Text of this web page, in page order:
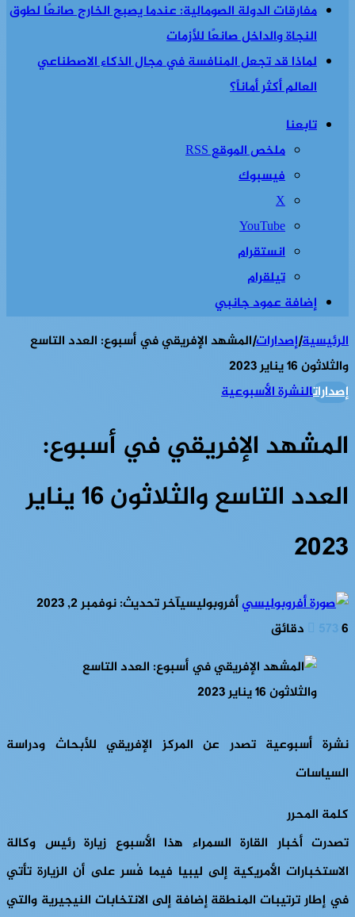
مفارقات الدولة الصومالية: عندما يصبح الخارج صانعًا لطوق
النجاة والداخل صانعًا للأزمات
لماذا قد تجعل المنافسة في مجال الذكاء الاصطناعي
العالم أكثر أماناً؟
تابعنا
ملخص الموقع RSS
فيسبوك
‫X
‫YouTube
انستقرام
تيلقرام
إضافة عمود جانبي
الرئيسية|إصدارات|المشهد الإفريقي في أسبوع: العدد التاسع
والثلاثون 16 يناير 2023
إصداراتالنشرة الأسبوعية
المشهد الإفريقي في أسبوع:
العدد التاسع والثلاثون 16 يناير
2023
أفروبوليسيآخر تحديث: نوفمبر 2, 2023
5736 دقائق
نشرة أسبوعية تصدر عن المركز الإفريقي للأبحاث ودراسة
السياسات
كلمة المحرر
تصدرت أخبار القارة السمراء هذا الأسبوع زيارة رئيس وكالة
الاستخبارات الأمريكية إلى ليبيا فيما فُسر على أن الزيارة تأتي
في إطار ترتيبات المنطقة إضافة إلى الانتخابات النيجيرية والتي